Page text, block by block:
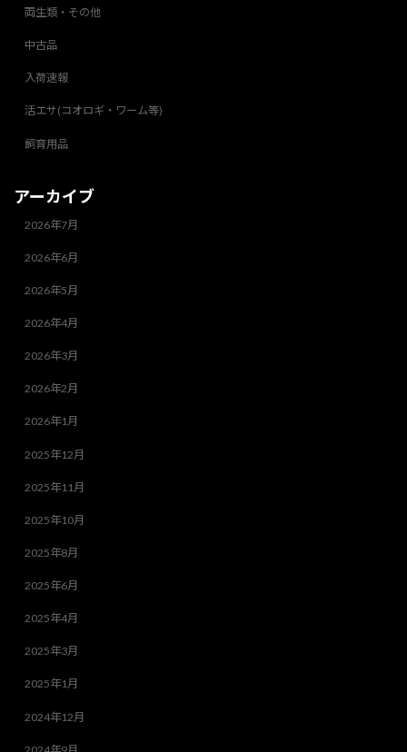
両生類・その他
中古品
入荷速報
活エサ(コオロギ・ワーム等)
飼育用品
アーカイブ
2026年7月
2026年6月
2026年5月
2026年4月
2026年3月
2026年2月
2026年1月
2025年12月
2025年11月
2025年10月
2025年8月
2025年6月
2025年4月
2025年3月
2025年1月
2024年12月